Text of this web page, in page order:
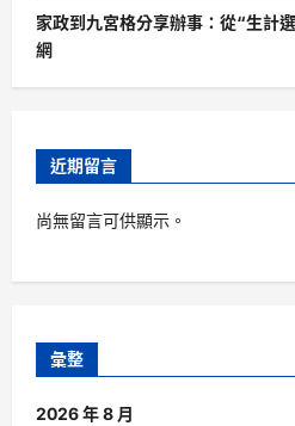
家政到九宮格分享辦事：從“生計
網
近期留言
尚無留言可供顯示。
彙整
2026 年 8 月